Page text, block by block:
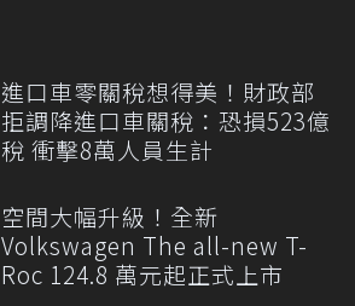
進口車零關稅想得美！財政部
拒調降進口車關稅：恐損523億
稅 衝擊8萬人員生計
空間大幅升級！全新
Volkswagen The all-new T-
Roc 124.8 萬元起正式上市